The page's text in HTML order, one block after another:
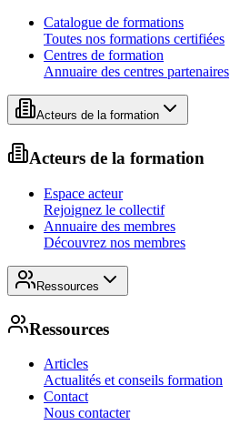
Catalogue de formations
Toutes nos formations certifiées
Centres de formation
Annuaire des centres partenaires
Acteurs de la formation
Acteurs de la formation
Espace acteur
Rejoignez le collectif
Annuaire des membres
Découvrez nos membres
Ressources
Ressources
Articles
Actualités et conseils formation
Contact
Nous contacter